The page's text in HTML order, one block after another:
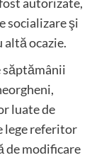
socializare şi
altă ocazie.
săptămânii
luate de
lege referitor
de modificare